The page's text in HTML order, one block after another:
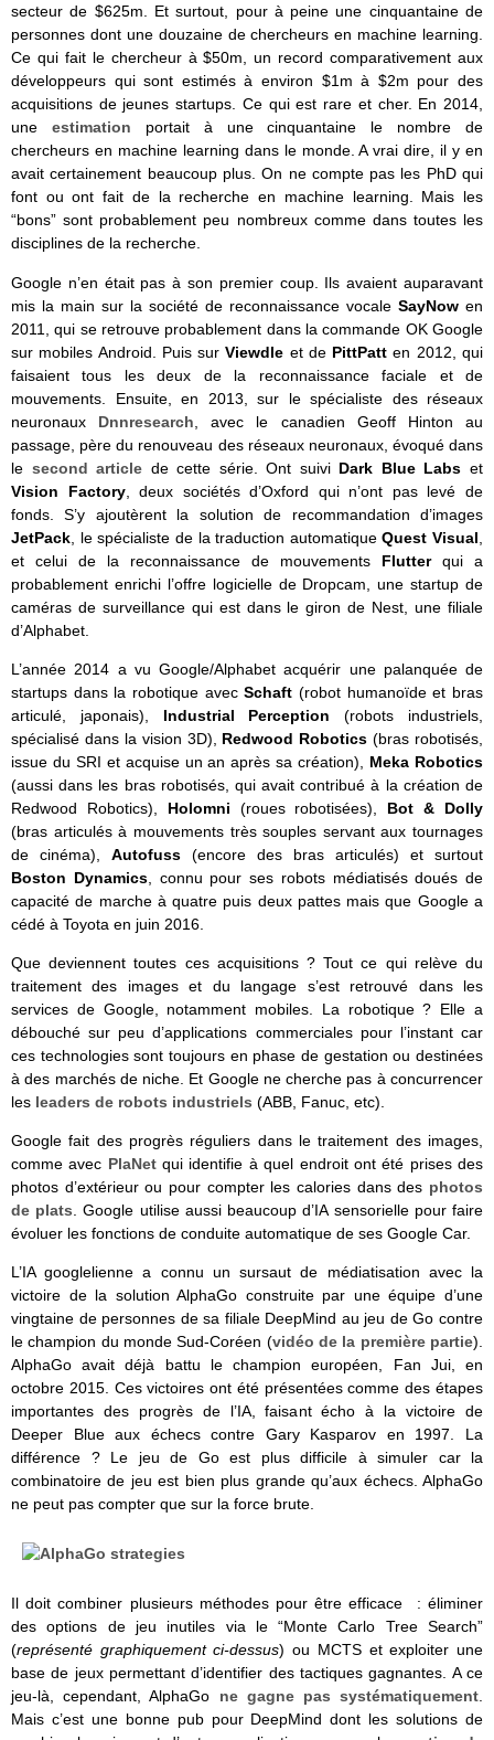
secteur de $625m. Et surtout, pour à peine une cinquantaine de
personnes dont une douzaine de chercheurs en machine learning.
Ce qui fait le chercheur à $50m, un record comparativement aux
développeurs qui sont estimés à environ $1m à $2m pour des
acquisitions de jeunes startups. Ce qui est rare et cher. En 2014,
une estimation portait à une cinquantaine le nombre de
chercheurs en machine learning dans le monde. A vrai dire, il y en
avait certainement beaucoup plus. On ne compte pas les PhD qui
font ou ont fait de la recherche en machine learning. Mais les
“bons” sont probablement peu nombreux comme dans toutes les
disciplines de la recherche.
Google n’en était pas à son premier coup. Ils avaient auparavant
mis la main sur la société de reconnaissance vocale SayNow en
2011, qui se retrouve probablement dans la commande OK Google
sur mobiles Android. Puis surViewdle et de PittPatten 2012, qui
faisaient tous les deux de la reconnaissance faciale et de
mouvements. Ensuite, en 2013, sur le spécialiste des réseaux
neuronaux Dnnresearch , avec le canadien Geoff Hinton au
passage, père du renouveau des réseaux neuronaux, évoqué dans
le second article de cette série. Ont suivi Dark Blue Labset
Vision Factory, deux sociétés d’Oxford qui n’ont pas levé de
fonds. S’y ajoutèrent la solution de recommandation d’images
JetPack , le spécialiste de la traduction automatiqueQuest Visual
et celui de la reconnaissance de mouvements Flutter qui a
probablement enrichi l’offre logicielle de Dropcam, une startup de
caméras de surveillance qui est dans le giron de Nest, une filiale
d’Alphabet.
L’année 2014 a vu Google/Alphabet acquérir une palanquée de
startups dans la robotique avecSchaft(robot humanoïde et bras
articulé, japonais), Industrial Perception(robots industriels,
spécialisé dans la vision 3D), Redwood Robotics(bras robotisés,
issue du SRI et acquise un an après sa création), Meka Robotics
(aussi dans les bras robotisés, qui avait contribué à la création de
Redwood Robotics), Holomni (roues robotisées), Bot & Dolly
(bras articulés à mouvements très souples servant aux tournages
de cinéma), Autofuss (encore des bras articulés) et surtout
Boston Dynamics, connu pour ses robots médiatisés doués de
capacité de marche à quatre puis deux pattes mais que Google a
cédé à Toyota en juin 2016.
Que deviennent toutes ces acquisitions ? Tout ce qui relève du
traitement des images et du langage s’est retrouvé dans les
services de Google, notamment mobiles. La robotique ? Elle a
débouché sur peu d’applications commerciales pour l’instant car
ces technologies sont toujours en phase de gestation ou destinées
à des marchés de niche. Et Google ne cherche pas à concurrencer
les leaders de robots industriels (ABB, Fanuc, etc).
Google fait des progrès réguliers dans le traitement des images,
comme avec PlaNetqui identifie à quel endroit ont été prises des
photos d’extérieur ou pour compter les calories dans des photos
de plats . Google utilise aussi beaucoup d’IA sensorielle pour faire
évoluer les fonctions de conduite automatique de ses Google Car.
L’IA googlelienne a connu un sursaut de médiatisation avec la
victoire de la solution AlphaGo construite par une équipe d’une
vingtaine de personnes de sa filiale DeepMind au jeu de Go contre
le champion du monde Sud-Coréen (vidéo de la première partie).
AlphaGo avait déjà battu le champion européen, Fan Jui, en
octobre 2015. Ces victoires ont été présentées comme des étapes
importantes des progrès de l’IA, faisant écho à la victoire de
Deeper Blue aux échecs contre Gary Kasparov en 1997. La
différence ? Le jeu de Go est plus difficile à simuler car la
combinatoire de jeu est bien plus grande qu’aux échecs. AlphaGo
ne peut pas compter que sur la force brute.
Il doit combiner plusieurs méthodes pour être efficace : éliminer
des options de jeu inutiles via le “Monte Carlo Tree Search”
(représenté graphiquement ci-dessus) ou MCTS et exploiter une
base de jeux permettant d’identifier des tactiques gagnantes. A ce
jeu-là, cependant, AlphaGo ne gagne pas systématiquement
Mais c’est une bonne pub pour DeepMind dont les solutions de